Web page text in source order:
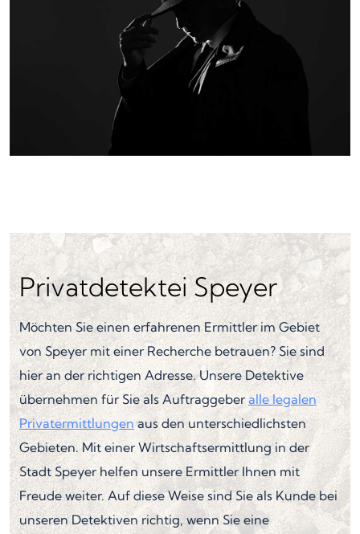
Privatdetektei Speyer
Möchten Sie einen erfahrenen Ermittler im Gebiet
von Speyer mit einer Recherche betrauen? Sie sind
hier an der richtigen Adresse. Unsere Detektive
übernehmen für Sie als Auftraggeber alle legalen
Privatermittlungenaus den unterschiedlichsten
Gebieten. Mit einer Wirtschaftsermittlung in der
Stadt Speyer helfen unsere Ermittler Ihnen mit
Freude weiter. Auf diese Weise sind Sie als Kunde bei
unseren Detektiven richtig, wenn Sie eine